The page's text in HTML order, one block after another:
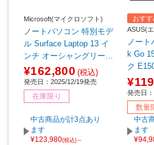
Microsoft(マイクロソフト)
ノートパソコン 特別モデ
ル Surface Laptop 13 イ
ンチ オーシャングリーン
EP2-30766 【sof001】
¥162,800 (税込)
発売日：2025/12/19発売
在庫限り
中古商品が計3点あり
ます
¥123,980(税込)～
おすす
ASUS(
ノート
k Go
ク
［15.6
me /
リ：
/Office
ss /日
2025
発売日
数量
中古
ます